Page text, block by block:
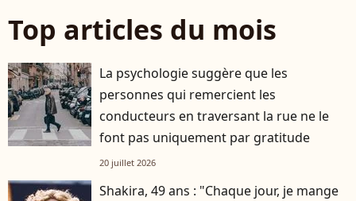
Top articles du mois
La psychologie suggère que les
personnes qui remercient les
conducteurs en traversant la rue ne le
font pas uniquement par gratitude
20 juillet 2026
Shakira, 49 ans : "Chaque jour, je mange